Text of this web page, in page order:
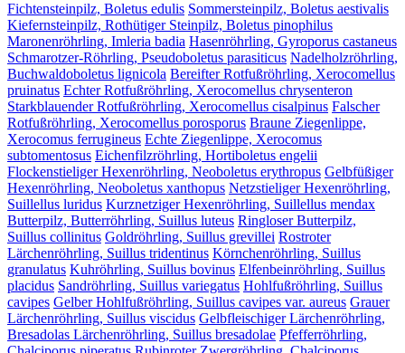
Fichtensteinpilz, Boletus edulis Sommersteinpilz, Boletus aestivalis
Kiefernsteinpilz, Rothütiger Steinpilz, Boletus pinophilus
Maronenröhrling, Imleria badia Hasenröhrling, Gyroporus castaneus
Schmarotzer-Röhrling, Pseudoboletus parasiticus Nadelholzröhrling,
Buchwaldoboletus lignicola Bereifter Rotfußröhrling, Xerocomellus
pruinatus Echter Rotfußröhrling, Xerocomellus chrysenteron
Starkblauender Rotfußröhrling, Xerocomellus cisalpinus Falscher
Rotfußröhrling, Xerocomellus porosporus Braune Ziegenlippe,
Xerocomus ferrugineus Echte Ziegenlippe, Xerocomus
subtomentosus Eichenfilzröhrling, Hortiboletus engelii
Flockenstieliger Hexenröhrling, Neoboletus erythropus Gelbfüßiger
Hexenröhrling, Neoboletus xanthopus Netzstieliger Hexenröhrling,
Suillellus luridus Kurznetziger Hexenröhrling, Suillellus mendax
Butterpilz, Butterröhrling, Suillus luteus Ringloser Butterpilz,
Suillus collinitus Goldröhrling, Suillus grevillei Rostroter
Lärchenröhrling, Suillus tridentinus Körnchenröhrling, Suillus
granulatus Kuhröhrling, Suillus bovinus Elfenbeinröhrling, Suillus
placidus Sandröhrling, Suillus variegatus Hohlfußröhrling, Suillus
cavipes Gelber Hohlfußröhrling, Suillus cavipes var. aureus Grauer
Lärchenröhrling, Suillus viscidus Gelbfleischiger Lärchenröhrling,
Bresadolas Lärchenröhrling, Suillus bresadolae Pfefferröhrling,